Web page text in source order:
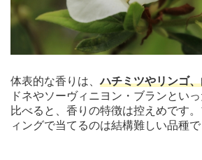
体表的な香りは、ハチミツやリンゴ
ドネやソーヴィニヨン・ブランとい
比べると、香りの特徴は控えめです
ィングで当てるのは結構難しい品種で